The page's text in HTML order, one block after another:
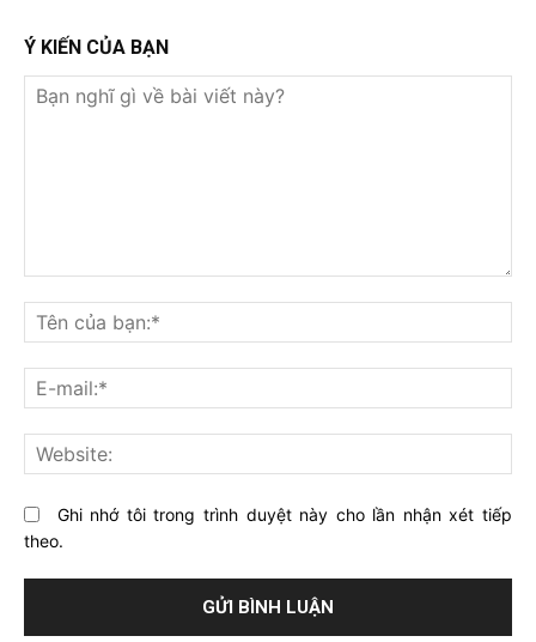
Ý KIẾN CỦA BẠN
nghĩ
gì
về
bài
viết
này?
Ghi nhớ tôi trong trình duyệt này cho lần nhận xét tiếp
theo.